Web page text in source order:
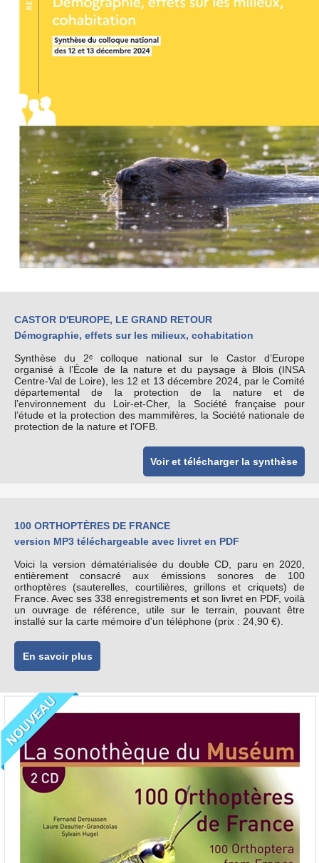
CASTOR D'EUROPE, LE GRAND RETOUR
Démographie, effets sur les milieux, cohabitation
Synthèse du 2ᵉ colloque national sur le Castor d’Europe
organisé à l’École de la nature et du paysage à Blois (INSA
Centre-Val de Loire), les 12 et 13 décembre 2024, par le Comité
départemental de la protection de la nature et de
l’environnement du Loir-et-Cher, la Société française pour
l’étude et la protection des mammifères, la Société nationale de
protection de la nature et l’OFB.
Voir et télécharger la synthèse
100 ORTHOPTÈRES DE FRANCE
version MP3 téléchargeable avec livret en PDF
Voici la version dématérialisée du double CD, paru en 2020,
entièrement consacré aux émissions sonores de 100
orthoptères (sauterelles, courtilières, grillons et criquets) de
France. Avec ses 338 enregistrements et son livret en PDF, voilà
un ouvrage de référence, utile sur le terrain, pouvant être
installé sur la carte mémoire d'un téléphone (prix : 24,90 €).
En savoir plus